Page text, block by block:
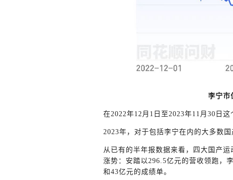
李宁市
在2022年12月1日至2023年11月30日
2023年，对于包括李宁在内的大多数国
从已有的半年报数据来看，四大国产
涨势：安踏以296.5亿元的营收领跑，
和43亿元的成绩单。